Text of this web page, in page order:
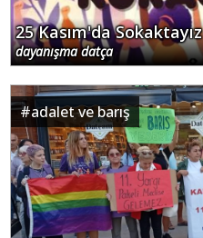
25 Kasım'da Sokaktayız
dayanışma datça
#adalet ve barış